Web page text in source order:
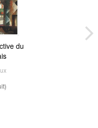
du